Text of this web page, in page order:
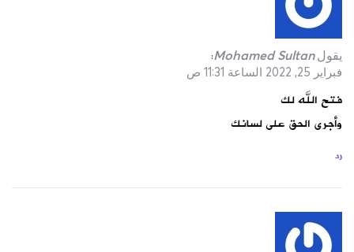
يقول Mohamed Sultan
:
فبراير 25, 2022 الساعة 11:31 ص
فتح الله لك
وأجرى الحق على لسانك
رد